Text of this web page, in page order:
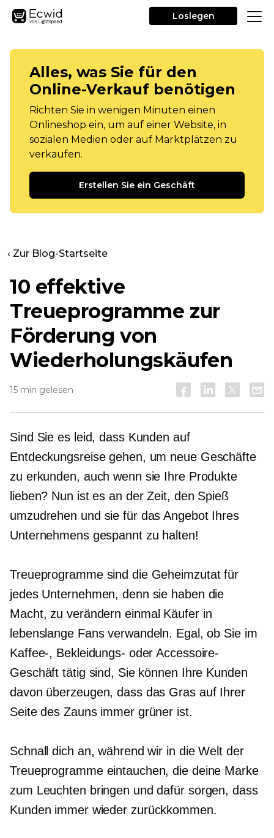
Loslegen
Alles, was Sie für den
Online-Verkauf benötigen
Richten Sie in wenigen Minuten einen
Onlineshop ein, um auf einer Website, in
sozialen Medien oder auf Marktplätzen zu
verkaufen.
Erstellen Sie ein Geschäft
‹ Zur Blog-Startseite
10 effektive
Treueprogramme zur
Förderung von
Wiederholungskäufen
15 min gelesen
Sind Sie es leid, dass Kunden auf
Entdeckungsreise gehen, um neue Geschäfte
zu erkunden, auch wenn sie Ihre Produkte
lieben? Nun ist es an der Zeit, den Spieß
umzudrehen und sie für das Angebot Ihres
Unternehmens gespannt zu halten!
Treueprogramme sind die Geheimzutat für
jedes Unternehmen, denn sie haben die
Macht, zu verändern einmal Käufer in
lebenslange Fans verwandeln. Egal, ob Sie im
Kaffee-, Bekleidungs- oder Accessoire-
Geschäft tätig sind, Sie können Ihre Kunden
davon überzeugen, dass das Gras auf Ihrer
Seite des Zauns immer grüner ist.
Schnall dich an, während wir in die Welt der
Treueprogramme eintauchen, die deine Marke
zum Leuchten bringen und dafür sorgen, dass
Kunden immer wieder zurückkommen.